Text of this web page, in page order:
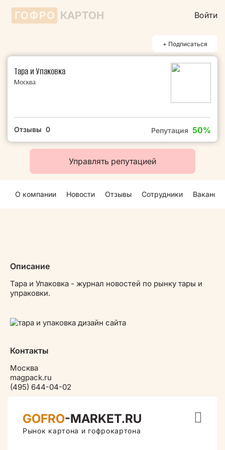
ГОФРО КАРТОН Войти
+ Подписаться
Тара и Упаковка
Москва
Репутация 50%
Отзывы 0
Управлять репутацией
О компании Новости Отзывы Сотрудники Вакансии
Описание
Тара и Упаковка - журнал новостей по рынку тары и
упраковки.
Контакты
Москва
magpack.ru
(495) 644-04-02
GOFRO-MARKET.RU
Рынок картона и гофрокартона
